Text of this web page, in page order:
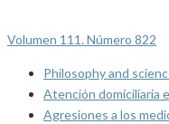
Volumen 111. Número 822
Philosophy and
Atención domiciliaria
Agresiones a los